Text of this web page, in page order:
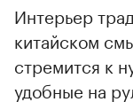
Интерьер
китайском
стремится к
удобные на